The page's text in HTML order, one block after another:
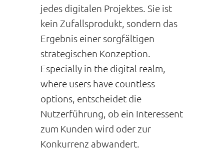
jedes digitalen Projektes. Sie ist
kein Zufallsprodukt, sondern das
Ergebnis einer sorgfältigen
strategischen Konzeption.
Especially in the digital realm,
where users have countless
options, entscheidet die
Nutzerführung, ob ein Interessent
zum Kunden wird oder zur
Konkurrenz abwandert.